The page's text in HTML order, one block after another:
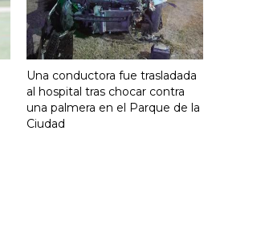
Una conductora fue trasladada
al hospital tras chocar contra
una palmera en el Parque de la
Ciudad